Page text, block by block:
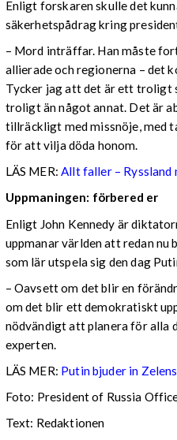
Enligt forskaren skulle det
säkerhetspådrag kring
– Mord inträffar. Han måste
allierade och regionerna – det
Tycker jag att det är ett troligt
troligt än något annat. Det är
tillräckligt med missnöje, med
för att vilja döda honom.
LÄS MER:Allt faller – Ryssland
Uppmaningen: förbered er
Enligt John Kennedy är
uppmanar världen att redan
som lär utspela sig den dag
–Oavsett om det blir en
om det blir ett demokratiskt
nödvändigt att planera för alla
experten.
LÄS MER: Putin bjuder in
Foto: President of Russia
Text: Redaktionen